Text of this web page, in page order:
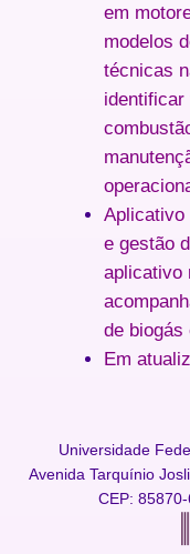
em
modelos
técnicas
identificar
Aplicativo
e gestão
aplicativo
de biogás
Em
Universidade
Avenida Tarquínio
CEP: